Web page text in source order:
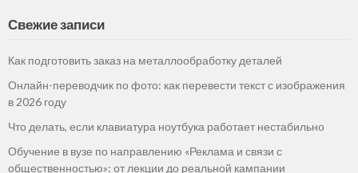
Свежие записи
Как подготовить заказ на металлообработку деталей
Онлайн-переводчик по фото: как перевести текст с изображения
в 2026 году
Что делать, если клавиатура ноутбука работает нестабильно
Обучение в вузе по направлению «Реклама и связи с
общественностью»: от лекции до реальной кампании